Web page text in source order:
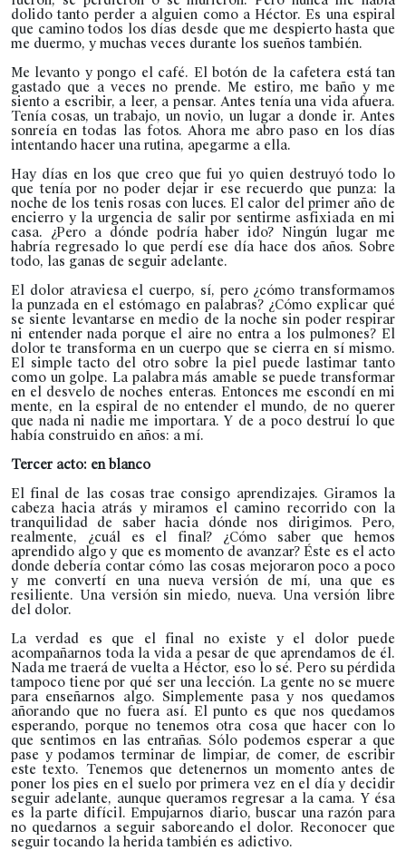
dolido tanto perder a alguien como a Héctor. Es una espiral
que camino todos los días desde que me despierto hasta que
me duermo, y muchas veces durante los sueños también.
Me levanto y pongo el café. El botón de la cafetera está tan
gastado que a veces no prende. Me estiro, me baño y me
siento a escribir, a leer, a pensar. Antes tenía una vida afuera.
Tenía cosas, un trabajo, un novio, un lugar a donde ir. Antes
sonreía en todas las fotos. Ahora me abro paso en los días
intentando hacer una rutina, apegarme a ella.
Hay días en los que creo que fui yo quien destruyó todo lo
que tenía por no poder dejar ir ese recuerdo que punza: la
noche de los tenis rosas con luces. El calor del primer año de
encierro y la urgencia de salir por sentirme asfixiada en mi
casa. ¿Pero a dónde podría haber ido? Ningún lugar me
habría regresado lo que perdí ese día hace dos años. Sobre
todo, las ganas de seguir adelante.
El dolor atraviesa el cuerpo, sí, pero ¿cómo transformamos
la punzada en el estómago en palabras? ¿Cómo explicar qué
se siente levantarse en medio de la noche sin poder respirar
ni entender nada porque el aire no entra a los pulmones? El
dolor te transforma en un cuerpo que se cierra en sí mismo.
El simple tacto del otro sobre la piel puede lastimar tanto
como un golpe. La palabra más amable se puede transformar
en el desvelo de noches enteras. Entonces me escondí en mi
mente, en la espiral de no entender el mundo, de no querer
que nada ni nadie me importara. Y de a poco destruí lo que
había construido en años: a mí.
Tercer acto: en blanco
El final de las cosas trae consigo aprendizajes. Giramos la
cabeza hacia atrás y miramos el camino recorrido con la
tranquilidad de saber hacia dónde nos dirigimos. Pero,
realmente, ¿cuál es el final? ¿Cómo saber que hemos
aprendido algo y que es momento de avanzar? Éste es el acto
donde debería contar cómo las cosas mejoraron poco a poco
y me convertí en una nueva versión de mí, una que es
resiliente. Una versión sin miedo, nueva. Una versión libre
del dolor.
La verdad es que el final no existe y el dolor puede
acompañarnos toda la vida a pesar de que aprendamos de él.
Nada me traerá de vuelta a Héctor, eso lo sé. Pero su pérdida
tampoco tiene por qué ser una lección. La gente no se muere
para enseñarnos algo. Simplemente pasa y nos quedamos
añorando que no fuera así. El punto es que nos quedamos
esperando, porque no tenemos otra cosa que hacer con lo
que sentimos en las entrañas. Sólo podemos esperar a que
pase y podamos terminar de limpiar, de comer, de escribir
este texto. Tenemos que detenernos un momento antes de
poner los pies en el suelo por primera vez en el día y decidir
seguir adelante, aunque queramos regresar a la cama. Y ésa
es la parte difícil. Empujarnos diario, buscar una razón para
no quedarnos a seguir saboreando el dolor. Reconocer que
seguir tocando la herida también es adictivo.